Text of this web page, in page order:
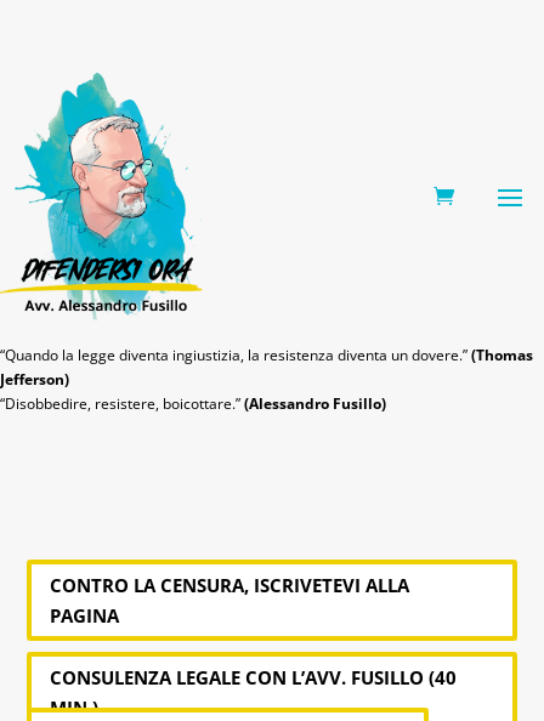
“Quando la legge diventa ingiustizia, la resistenza diventa un dovere.”(Thomas
Jefferson)
“Disobbedire, resistere, boicottare.”(Alessandro Fusillo)
CONTRO LA CENSURA, ISCRIVETEVI ALLA
PAGINA
CONSULENZA LEGALE CON L’AVV. FUSILLO (40
MIN.)